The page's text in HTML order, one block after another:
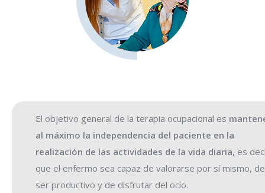
El objetivo general de la terapia ocupacional es
al máximo la independencia del paciente en la
realización de las actividades de la vida diaria, es
que el enfermo sea capaz de valorarse por sí mismo, de
ser productivo y de disfrutar del ocio.